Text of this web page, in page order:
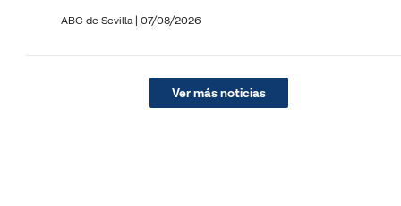
ABC de Sevilla | 07/08/2026
Ver más noticias